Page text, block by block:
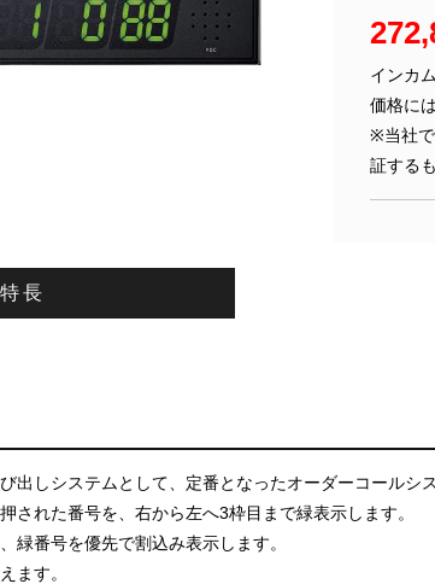
インカ
価格に
※当社で
証する
特長
出しシステムとして、定番となったオーダーコールシ
された番号を、右から左へ3枠目まで緑表示します。
緑番号を優先で割込み表示します。
ます。